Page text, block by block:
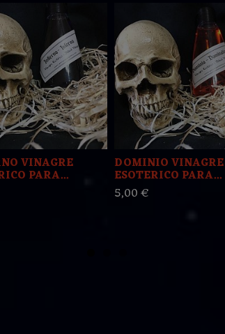
VINAGRE
PARA...
DOMINIO VINAGRE
ESOTERICO PARA...
5,00 €